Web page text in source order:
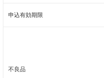
申込有効期限
不良品